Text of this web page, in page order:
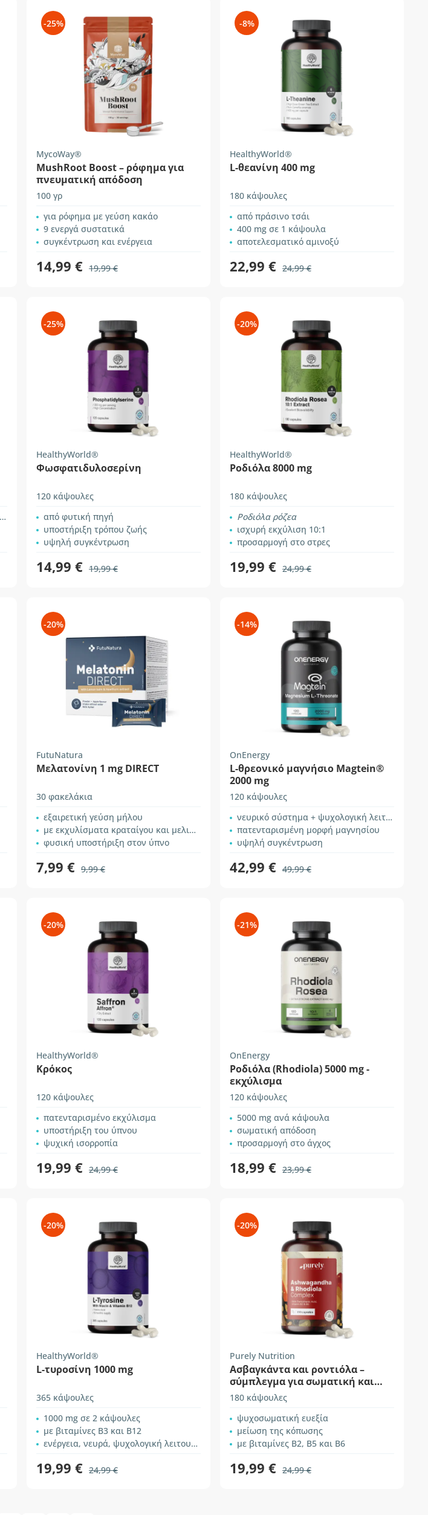
-25%
MycoWay®
MushRoot Boost – ρόφημα για
πνευματική απόδοση
100 γρ
για ρόφημα με γεύση κακάο
9 ενεργά συστατικά
συγκέντρωση και ενέργεια
14,99 € 19,99 €
-8%
HealthyWorld®
L-θεανίνη 400 mg
180 κάψουλες
από πράσινο τσάι
400 mg σε 1 κάψουλα
αποτελεσματικό αμινοξύ
22,99 € 24,99 €
-25%
HealthyWorld®
Φωσφατιδυλοσερίνη
120 κάψουλες
από φυτική πηγή
υποστήριξη τρόπου ζωής
υψηλή συγκέντρωση
14,99 € 19,99 €
-20%
HealthyWorld®
Ροδιόλα 8000 mg
180 κάψουλες
Ροδιόλα ρόζεα
ισχυρή εκχύλιση 10:1
προσαρμογή στο στρες
19,99 € 24,99 €
-20%
FutuNatura
Μελατονίνη 1 mg DIRECT
30 φακελάκια
εξαιρετική γεύση μήλου
με εκχυλίσματα κραταίγου και μελισσόχορτου
φυσική υποστήριξη στον ύπνο
7,99 € 9,99 €
-14%
OnEnergy
L-θρεονικό μαγνήσιο Magtein®
2000 mg
120 κάψουλες
νευρικό σύστημα + ψυχολογική λειτουργία
πατενταρισμένη μορφή μαγνησίου
υψηλή συγκέντρωση
42,99 € 49,99 €
-20%
HealthyWorld®
Κρόκος
120 κάψουλες
πατενταρισμένο εκχύλισμα
υποστήριξη του ύπνου
ψυχική ισορροπία
19,99 € 24,99 €
-21%
OnEnergy
Ροδιόλα (Rhodiola) 5000 mg -
εκχύλισμα
120 κάψουλες
5000 mg ανά κάψουλα
σωματική απόδοση
προσαρμογή στο άγχος
18,99 € 23,99 €
-20%
HealthyWorld®
L-τυροσίνη 1000 mg
365 κάψουλες
1000 mg σε 2 κάψουλες
με βιταμίνες B3 και B12
ενέργεια, νευρά, ψυχολογική λειτουργία
19,99 € 24,99 €
-20%
Purely Nutrition
Ασβαγκάντα και ροντιόλα –
σύμπλεγμα για σωματική και
ψυχική απόδοση
180 κάψουλες
ψυχοσωματική ευεξία
μείωση της κόπωσης
με βιταμίνες B2, B5 και B6
19,99 € 24,99 €